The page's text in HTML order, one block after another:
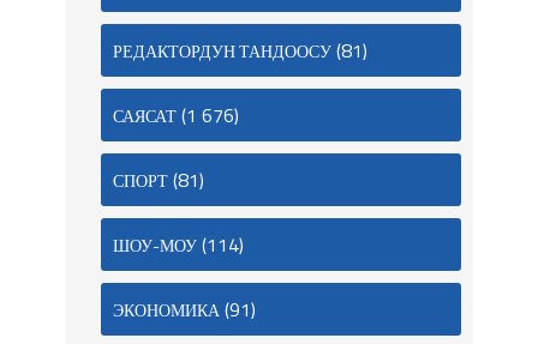
РЕДАКТОРДУН ТАНДООСУ(81)
САЯСАТ(1 676)
СПОРТ(81)
ШОУ-МОУ(114)
ЭКОНОМИКА(91)